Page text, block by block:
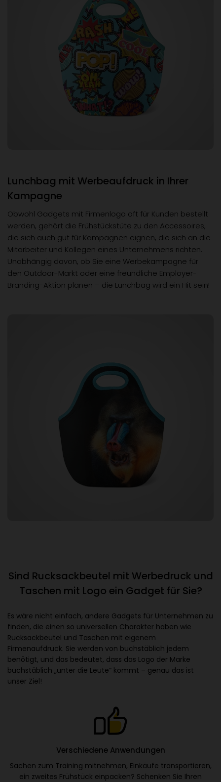
Lunchbag mit Werbeaufdruck in Ihrer
Kampagne
Obwohl Gadgets mit Firmenlogo oft für Kunden bestellt
werden, gehört die Frühstückstüte zu den Accessoires,
die sich auch gut für Kampagnen eignen, die sich an die
Mitarbeiter und Kollegen eines Unternehmens richten.
Unabhängig davon, ob Sie eine Werbekampagne für
den Outdoor-Markt oder eine freundliche Employer-
Branding-Aktion planen – die Lunchbag wird ein Hit sein!
Sind Rucksackbeutel mit Werbedruck und
Taschen mit Logo ein Gadget für Sie?
Es wäre nicht einfach, andere Gadgets für Unternehmen zu
finden, die einen so universellen Charakter haben wie
Rucksackbeutel und Taschen mit eigenem
Firmenaufdruck. Sie werden von buchstäblich jedem
benötigt, und das bedeutet, dass das Logo der Marke
buchstäblich „unter die Leute“ kommt – genau das ist
unser Ziel!
Verschiedene Anwendungen
Sachen zum Training mitnehmen, Einkäufe transportieren,
ein zweites Frühstück einpacken? Schenken Sie Ihren